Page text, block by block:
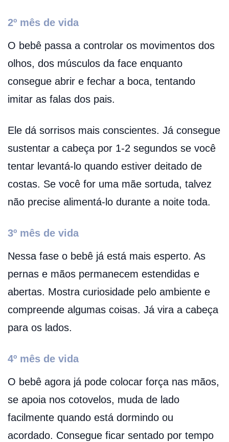
2º mês de vida
O bebê passa a controlar os movimentos dos
olhos, dos músculos da face enquanto
consegue abrir e fechar a boca, tentando
imitar as falas dos pais.
Ele dá sorrisos mais conscientes. Já consegue
sustentar a cabeça por 1-2 segundos se você
tentar levantá-lo quando estiver deitado de
costas. Se você for uma mãe sortuda, talvez
não precise alimentá-lo durante a noite toda.
3º mês de vida
Nessa fase o bebê já está mais esperto. As
pernas e mãos permanecem estendidas e
abertas. Mostra curiosidade pelo ambiente e
compreende algumas coisas. Já vira a cabeça
para os lados.
4º mês de vida
O bebê agora já pode colocar força nas mãos,
se apoia nos cotovelos, muda de lado
facilmente quando está dormindo ou
acordado. Consegue ficar sentado por tempo